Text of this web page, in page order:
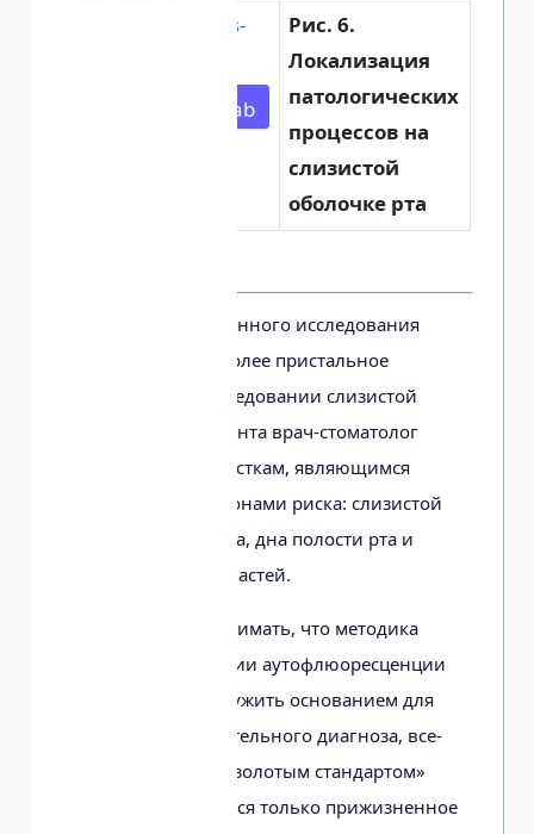
Open in new tab
Рис. 6.
Локализация
патологических
процессов на
слизистой
оболочке рта
Результаты проведенного исследования
показали, что наиболее пристальное
внимание при обследовании слизистой
оболочки рта пациента врач-стоматолог
должен уделять участкам, являющимся
потенциальными зонами риска: слизистой
оболочке щек, языка, дна полости рта и
ретромолярных областей.
Однако следует понимать, что методика
прямой визуализации аутофлюоресценции
тканей не может служить основанием для
постановки окончательного диагноза, все-
таки признанным «золотым стандартом»
диагностики является только прижизненное